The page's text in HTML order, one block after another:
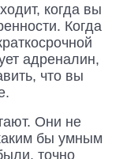
когда вы
Когда
адреналин,
что вы
Они не
бы умным
точно